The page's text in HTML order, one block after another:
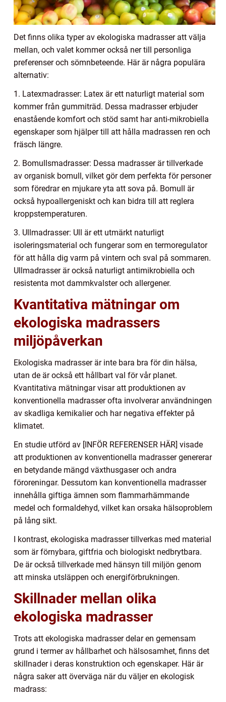
Det finns olika typer av ekologiska madrasser att välja
mellan, och valet kommer också ner till personliga
preferenser och sömnbeteende. Här är några populära
alternativ:
1. Latexmadrasser: Latex är ett naturligt material som
kommer från gummiträd. Dessa madrasser erbjuder
enastående komfort och stöd samt har anti-mikrobiella
egenskaper som hjälper till att hålla madrassen ren och
fräsch längre.
2. Bomullsmadrasser: Dessa madrasser är tillverkade
av organisk bomull, vilket gör dem perfekta för personer
som föredrar en mjukare yta att sova på. Bomull är
också hypoallergeniskt och kan bidra till att reglera
kroppstemperaturen.
3. Ullmadrasser: Ull är ett utmärkt naturligt
isoleringsmaterial och fungerar som en termoregulator
för att hålla dig varm på vintern och sval på sommaren.
Ullmadrasser är också naturligt antimikrobiella och
resistenta mot dammkvalster och allergener.
Kvantitativa mätningar om
ekologiska madrassers
miljöpåverkan
Ekologiska madrasser är inte bara bra för din hälsa,
utan de är också ett hållbart val för vår planet.
Kvantitativa mätningar visar att produktionen av
konventionella madrasser ofta involverar användningen
av skadliga kemikalier och har negativa effekter på
klimatet.
En studie utförd av [INFÖR REFERENSER HÄR] visade
att produktionen av konventionella madrasser genererar
en betydande mängd växthusgaser och andra
föroreningar. Dessutom kan konventionella madrasser
innehålla giftiga ämnen som flammarhämmande
medel och formaldehyd, vilket kan orsaka hälsoproblem
på lång sikt.
I kontrast, ekologiska madrasser tillverkas med material
som är förnybara, giftfria och biologiskt nedbrytbara.
De är också tillverkade med hänsyn till miljön genom
att minska utsläppen och energiförbrukningen.
Skillnader mellan olika
ekologiska madrasser
Trots att ekologiska madrasser delar en gemensam
grund i termer av hållbarhet och hälsosamhet, finns det
skillnader i deras konstruktion och egenskaper. Här är
några saker att överväga när du väljer en ekologisk
madrass: